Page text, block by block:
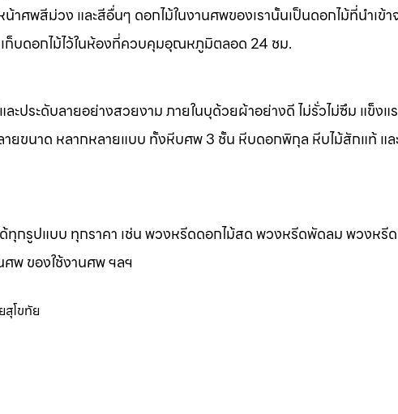
ศพสีม่วง และสีอื่นๆ ดอกไม้ในงานศพของเรานั้นเป็นดอกไม้ที่นำเข้า
เก็บดอกไม้ไว้ในห้องที่ควบคุมอุณหภูมิตลอด 24 ชม.
ะประดับลายอย่างสวยงาม ภายในบุด้วยผ้าอย่างดี ไม่รั่วไม่ซึม แข็งแ
ายขนาด หลากหลายแบบ ทั้งหีบศพ 3 ชั้น หีบดอกพิกุล หีบไม้สักแท้ แ
ทุกรูปแบบ ทุกราคา เช่น พวงหรีดดอกไม้สด พวงหรีดพัดลม พวงหรี
พ ของใช้งานศพ ฯลฯ
สุโขทัย